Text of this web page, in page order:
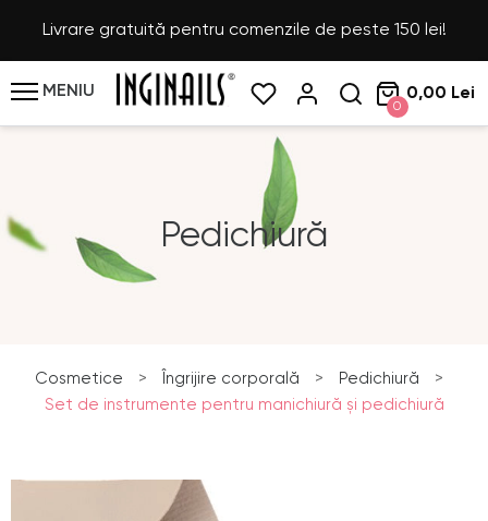
Livrare gratuită pentru comenzile de peste 150 lei!
MENIU
0
0,00 Lei
Pedichiură
Cosmetice > Îngrijire corporală > Pedichiură
>
Set de instrumente pentru manichiură și pedichiură